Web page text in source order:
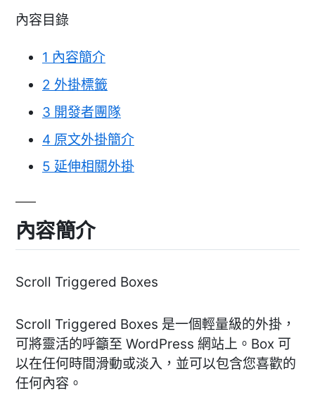
內容目錄
1 內容簡介
2 外掛標籤
3 開發者團隊
4 原文外掛簡介
5 延伸相關外掛
內容簡介
Scroll Triggered Boxes
Scroll Triggered Boxes 是一個輕量級的外掛，
可將靈活的呼籲至 WordPress 網站上。Box 可
以在任何時間滑動或淡入，並可以包含您喜歡的
任何內容。